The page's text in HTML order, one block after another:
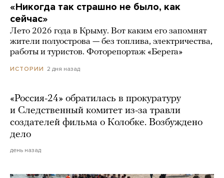
«Никогда так страшно не было, как
сейчас»
Лето 2026 года в Крыму. Вот каким его запомнят
жители полуострова — без топлива, электричества,
работы и туристов. Фоторепортаж «Берега»
ИСТОРИИ 2 дня назад
«Россия-24» обратилась в прокуратуру
и Следственный комитет из-за травли
создателей фильма о Колобке. Возбуждено
дело
день назад